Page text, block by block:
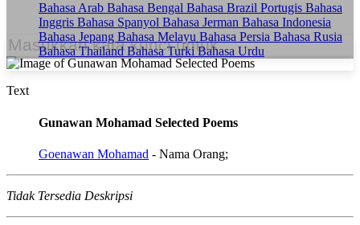
Bahasa Arab Bahasa Bengal Bahasa Brazil Portugis Bahasa
Inggris Bahasa Spanyol Bahasa Jerman Bahasa Indonesia
Bahasa Jepang Bahasa Melayu Bahasa Persia Bahasa Rusia
Bahasa ThailandBahasa TurkiBahasa Urdu
Text
Gunawan Mohamad Selected Poems
Goenawan Mohamad - Nama Orang;
Tidak Tersedia Deskripsi